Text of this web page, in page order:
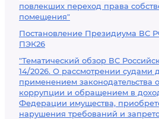
повлекших переход права
помещения"
Постановление Президиума ВС
ПЭК26
"Тематический обзор ВС
14/2026. О рассмотрении судами
применением законодательства
коррупции и обращением в
Федерации имущества,
нарушения требований и